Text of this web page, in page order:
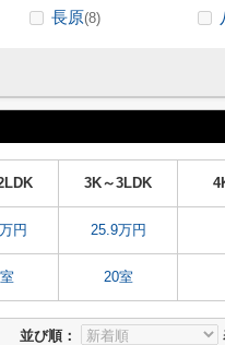
長原(8)
3K～3LDK
円 25.9万円
20室
並び順：